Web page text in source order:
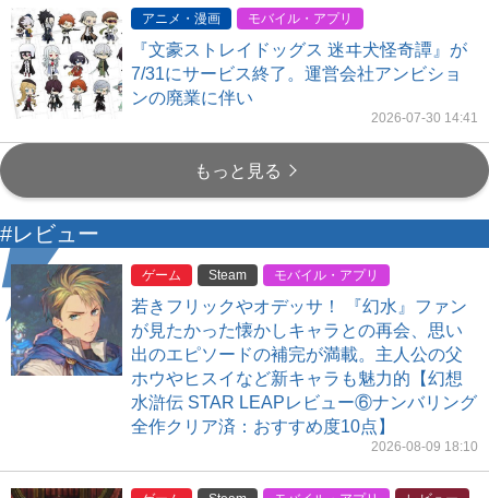
アニメ・漫画 モバイル・アプリ
『文豪ストレイドッグス 迷ヰ犬怪奇譚』が
7/31にサービス終了。運営会社アンビショ
ンの廃業に伴い
2026-07-30 14:41
もっと見る
#レビュー
ゲーム Steam モバイル・アプリ
若きフリックやオデッサ！ 『幻水』ファン
が見たかった懐かしキャラとの再会、思い
出のエピソードの補完が満載。主人公の父
ホウやヒスイなど新キャラも魅力的【幻想
水滸伝 STAR LEAPレビュー⑥ナンバリング
全作クリア済：おすすめ度10点】
2026-08-09 18:10